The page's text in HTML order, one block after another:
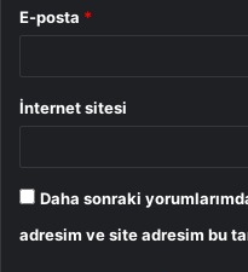
E-posta *
İnternet sitesi
Daha sonraki
adresim ve site adresim bu